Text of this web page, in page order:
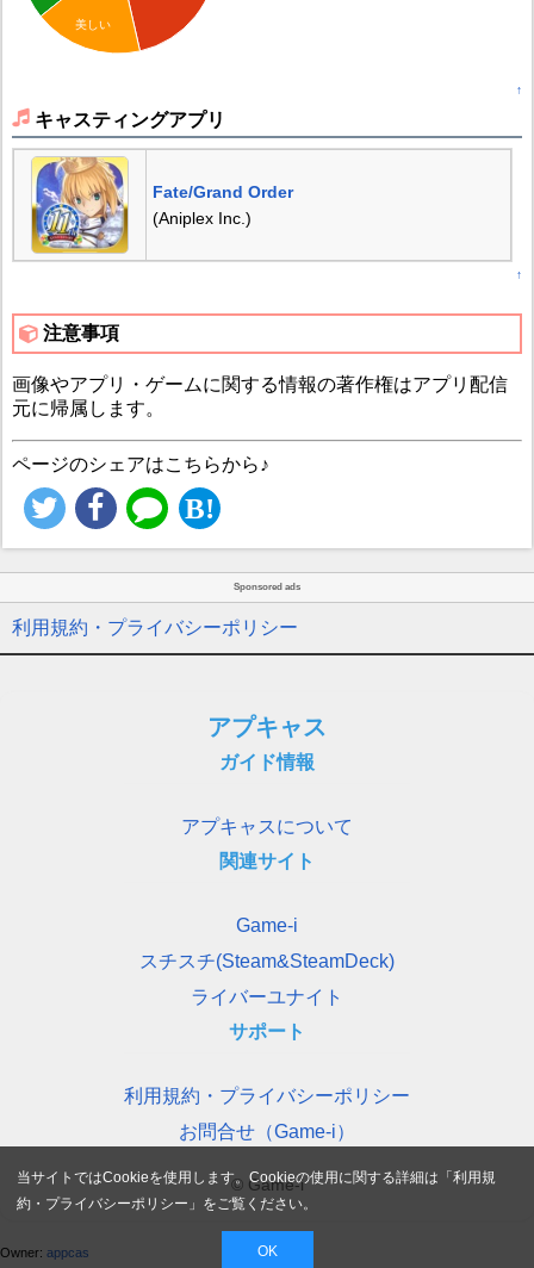
美しい
↑
キャスティングアプリ
Fate/Grand Order
(Aniplex Inc.)
↑
注意事項
画像やアプリ・ゲームに関する情報の著作権はアプリ配信
元に帰属します。
ページのシェアはこちらから♪
Sponsored ads
利用規約・プライバシーポリシー
アプキャス
ガイド情報
アプキャスについて
関連サイト
Game-i
スチスチ(Steam&SteamDeck)
ライバーユナイト
サポート
利用規約・プライバシーポリシー
お問合せ（Game-i）
© Game-i
Owner: appcas
当サイトではCookieを使用します。Cookieの使用に関する詳細は「利用規
約・プライバシーポリシー 」をご覧ください。
OK